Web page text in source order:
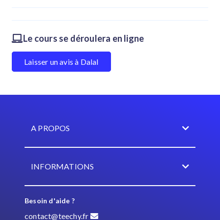
Le cours se déroulera en ligne
Laisser un avis à Dalal
A PROPOS
INFORMATIONS
Besoin d'aide ?
contact@teechy.fr